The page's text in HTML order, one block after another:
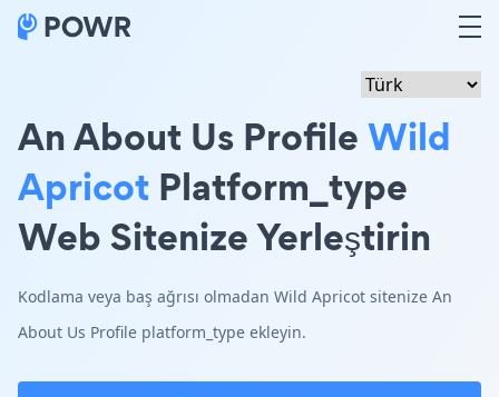
An About Us ProfileWild
Apricot Platform_type
Web Sitenize Yerleştirin
Kodlama veya baş ağrısı olmadan Wild Apricot sitenize An
About Us Profile platform_type ekleyin.